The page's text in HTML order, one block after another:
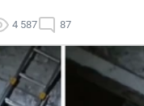
4 587 87